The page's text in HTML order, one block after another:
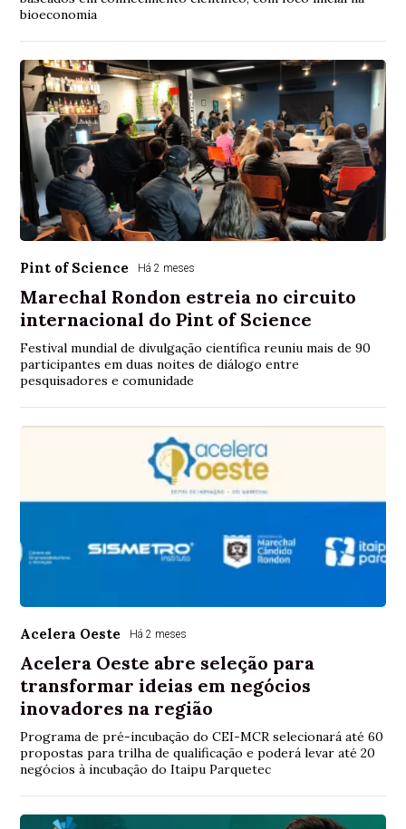
bioeconomia
Pint of Science Há 2 meses
Marechal Rondon estreia no circuito
internacional do Pint of Science
Festival mundial de divulgação científica reuniu mais de 90
participantes em duas noites de diálogo entre
pesquisadores e comunidade
Acelera Oeste Há 2 meses
Acelera Oeste abre seleção para
transformar ideias em negócios
inovadores na região
Programa de pré-incubação do CEI-MCR selecionará até 60
propostas para trilha de qualificação e poderá levar até 20
negócios à incubação do Itaipu Parquetec